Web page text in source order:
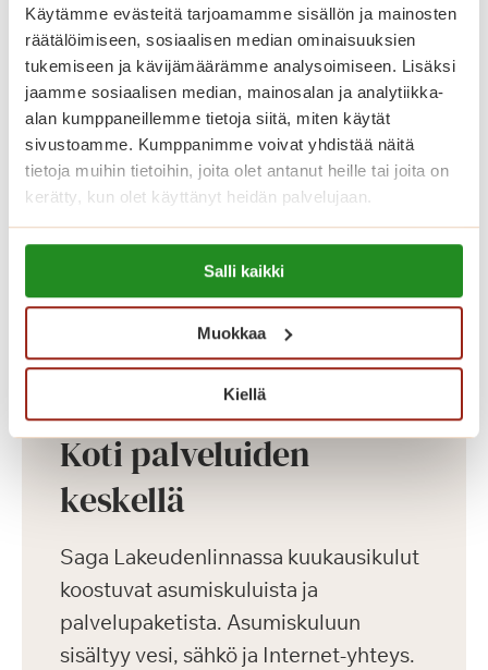
Käytämme evästeitä tarjoamamme sisällön ja mainosten
räätälöimiseen, sosiaalisen median ominaisuuksien
tukemiseen ja kävijämäärämme analysoimiseen. Lisäksi
jaamme sosiaalisen median, mainosalan ja analytiikka-
alan kumppaneillemme tietoja siitä, miten käytät
sivustoamme. Kumppanimme voivat yhdistää näitä
tietoja muihin tietoihin, joita olet antanut heille tai joita on
kerätty, kun olet käyttänyt heidän palvelujaan.
Lue lisää evästeistä:
https://sagacare.fi/evasteet/
Salli kaikki
Muokkaa
Kiellä
kodissa, jonka voit sisustaa makusi
mukaan omilla tutuilla huonekaluillasi
ja tavaroillasi. Korkeatasoisissa
senioriasunnoissa on turvapuhelin,
nykyaikainen keittiö sekä esteetön
kylpyhuone. Kauniisti sisustetuista
yleistiloista löytyvät kahvila, ravintola,
kirjasto, sauna- ja allasosasto sekä
Katso vapaat senioriasunnot
Koti palveluiden
keskellä
Saga Lakeudenlinnassa kuukausikulut
koostuvat asumiskuluista ja
palvelupaketista. Asumiskuluun
sisältyy vesi, sähkö ja Internet-yhteys.